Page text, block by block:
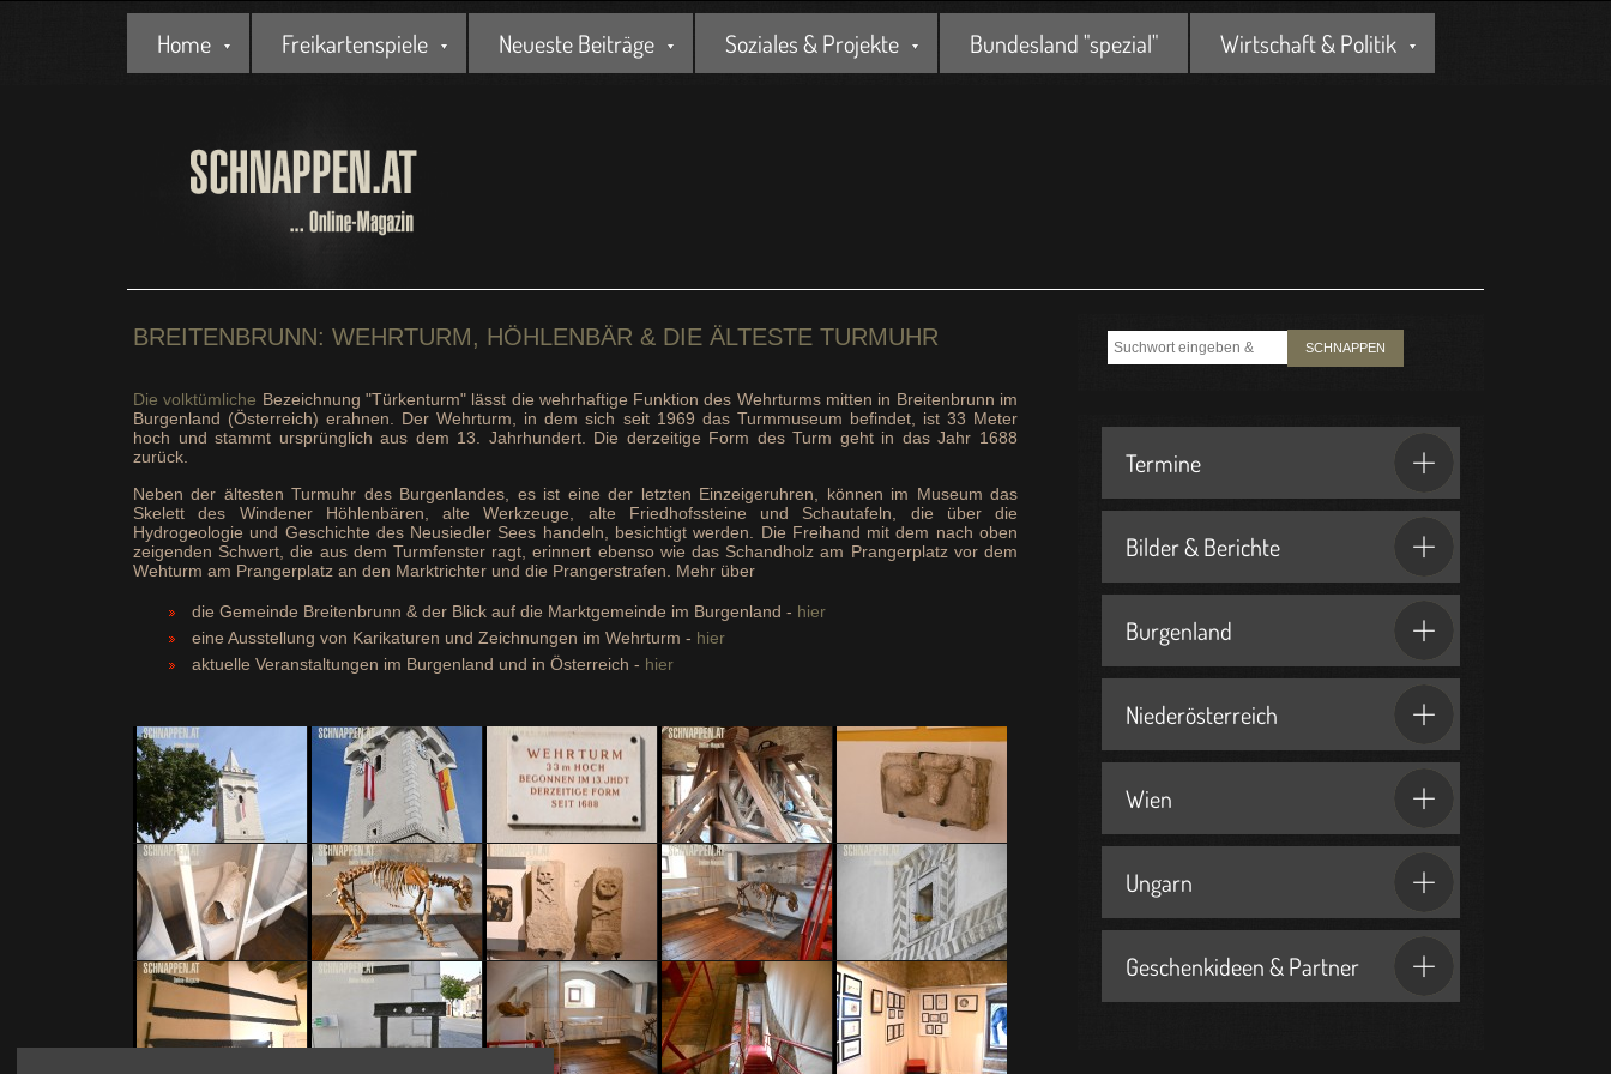
Home Freikartenspiele Neueste Beiträge Soziales & Projekte Bundesland "spezial" Wirtschaft & Politik
BREITENBRUNN: WEHRTURM, HÖHLENBÄR & DIE ÄLTESTE TURMUHR
Die volktümliche Bezeichnung "Türkenturm" lässt die wehrhaftige Funktion des Wehrturms mitten in Breitenbrunn im
Burgenland (Österreich) erahnen. Der Wehrturm, in dem sich seit 1969 das Turmmuseum befindet, ist 33 Meter
hoch und stammt ursprünglich aus dem 13. Jahrhundert. Die derzeitige Form des Turm geht in das Jahr 1688
zurück.
Neben der ältesten Turmuhr des Burgenlandes, es ist eine der letzten Einzeigeruhren, können im Museum das
Skelett des Windener Höhlenbären, alte Werkzeuge, alte Friedhofssteine und Schautafeln, die über die
Hydrogeologie und Geschichte des Neusiedler Sees handeln, besichtigt werden. Die Freihand mit dem nach oben
zeigenden Schwert, die aus dem Turmfenster ragt, erinnert ebenso wie das Schandholz am Prangerplatz vor dem
Wehturm am Prangerplatz an den Marktrichter und die Prangerstrafen. Mehr über
die Gemeinde Breitenbrunn & der Blick auf die Marktgemeinde im Burgenland - hier
eine Ausstellung von Karikaturen und Zeichnungen im Wehrturm - hier
aktuelle Veranstaltungen im Burgenland und in Österreich - hier
SCHNAPPEN
Termine
Bilder & Berichte
Burgenland
Niederösterreich
Wien
Ungarn
Geschenkideen & Partner